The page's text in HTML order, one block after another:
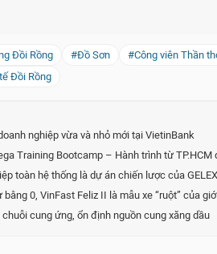
Đồi Rồng #Đồ Sơn
#Công viên Thần
Đồi Rồng
nghiệp vừa và nhỏ mới tại VietinBank
Training Bootcamp – Hành trình từ TP.HCM
toàn hệ thống là dự án chiến lược của GELEX
0, VinFast Feliz II là mẫu xe “ruột” của
cung ứng, ổn định nguồn cung xăng dầu